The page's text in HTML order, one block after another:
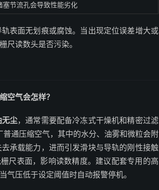
节流孔会导致性能劣化
表面无划痕或腐蚀。当出现定位误差增大或
尺读数头是否污染。
空气会怎样？
尘，通常需要配备冷冻式干燥机和精密过滤
通压缩空气，其中的水分、油雾和微粒会附
承载能力，进而引发滑块与导轨的刚性接触
尺表面，影响读数精度。建议配套专用的高
压低于设定阈值时自动报警停机。